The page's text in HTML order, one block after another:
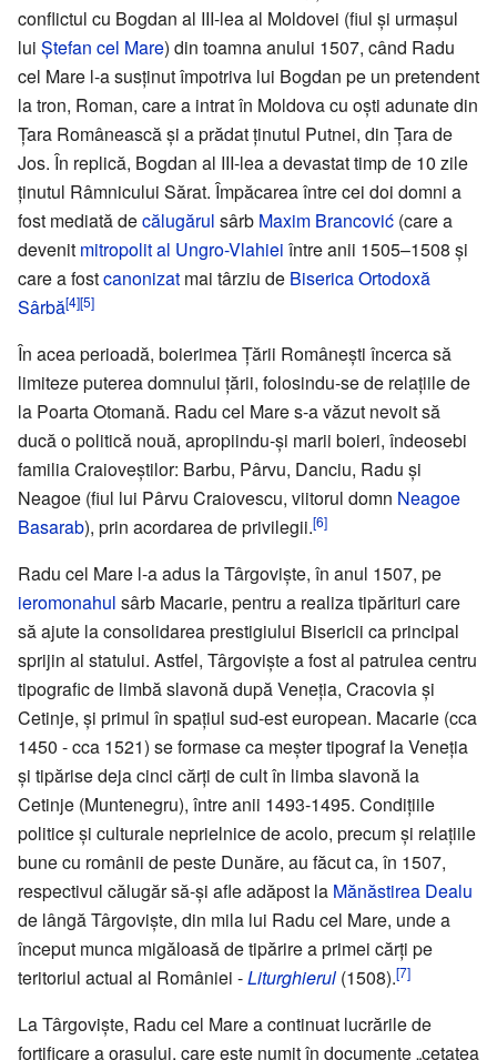
conflictul cu Bogdan al III-lea al Moldovei (fiul și urmașul
lui Ștefan cel Mare) din toamna anului 1507, când Radu
cel Mare l-a susținut împotriva lui Bogdan pe un pretendent
la tron, Roman, care a intrat în Moldova cu oști adunate din
Țara Românească și a prădat ținutul Putnei, din Țara de
Jos. În replică, Bogdan al III-lea a devastat timp de 10 zile
ținutul Râmnicului Sărat. Împăcarea între cei doi domni a
fost mediată decălugărul sârb Maxim Brancović (care a
devenit mitropolit al Ungro-Vlahiei între anii 1505–1508 și
care a fostcanonizat mai târziu de Biserica Ortodoxă
Sârbă[4][5]
În acea perioadă, boierimea Țării Românești încerca să
limiteze puterea domnului țării, folosindu-se de relațiile de
la Poarta Otomană. Radu cel Mare s-a văzut nevoit să
ducă o politică nouă, apropiindu-și marii boieri, îndeosebi
familia Craioveștilor: Barbu, Pârvu, Danciu, Radu și
Neagoe (fiul lui Pârvu Craiovescu, viitorul domn Neagoe
Basarab), prin acordarea de privilegii.[6]
Radu cel Mare l-a adus la Târgoviște, în anul 1507, pe
ieromonahul sârb Macarie, pentru a realiza tipărituri care
să ajute la consolidarea prestigiului Bisericii ca principal
sprijin al statului. Astfel, Târgoviște a fost al patrulea centru
tipografic de limbă slavonă după Veneția, Cracovia și
Cetinje, și primul în spațiul sud-est european. Macarie (cca
1450 - cca 1521) se formase ca meșter tipograf la Veneția
și tipărise deja cinci cărți de cult în limba slavonă la
Cetinje (Muntenegru), între anii 1493-1495. Condițiile
politice și culturale neprielnice de acolo, precum și relațiile
bune cu românii de peste Dunăre, au făcut ca, în 1507,
respectivul călugăr să-și afle adăpost la Mănăstirea Dealu
de lângă Târgoviște, din mila lui Radu cel Mare, unde a
început munca migăloasă de tipărire a primei cărți pe
teritoriul actual al României -Liturghierul (1508).[7]
La Târgoviște, Radu cel Mare a continuat lucrările de
fortificare a orașului, care este numit în documente „cetatea